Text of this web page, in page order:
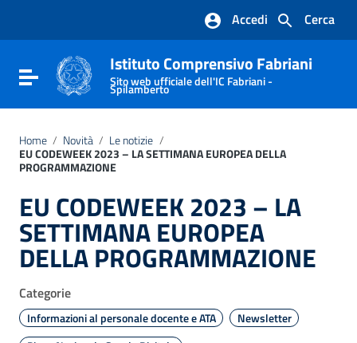
Vai al footer
Cerca
Accedi
Attiva / disattiva la navigazione
Istituto Comprensivo Fabriani
Sito web ufficiale dell'IC Fabriani -
Spilamberto
Home / Novità / Le notizie /
EU CODEWEEK 2023 – LA SETTIMANA EUROPEA DELLA
PROGRAMMAZIONE
EU CODEWEEK 2023 – LA
SETTIMANA EUROPEA
DELLA PROGRAMMAZIONE
Categorie
Informazioni al personale docente e ATA
Newsletter